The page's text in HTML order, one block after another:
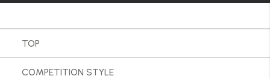
TOP
COMPETITION STYLE